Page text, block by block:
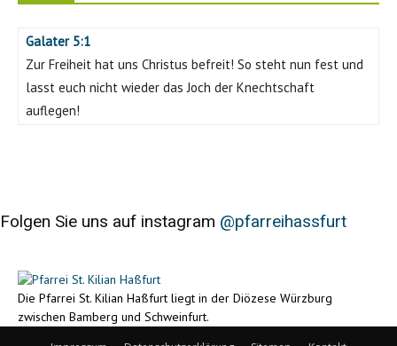
Galater 5:1
Zur Freiheit hat uns Christus befreit! So steht nun fest und
lasst euch nicht wieder das Joch der Knechtschaft
auflegen!
Folgen Sie uns auf instagram @pfarreihassfurt
Die Pfarrei St. Kilian Haßfurt liegt in der Diözese Würzburg
zwischen Bamberg und Schweinfurt.